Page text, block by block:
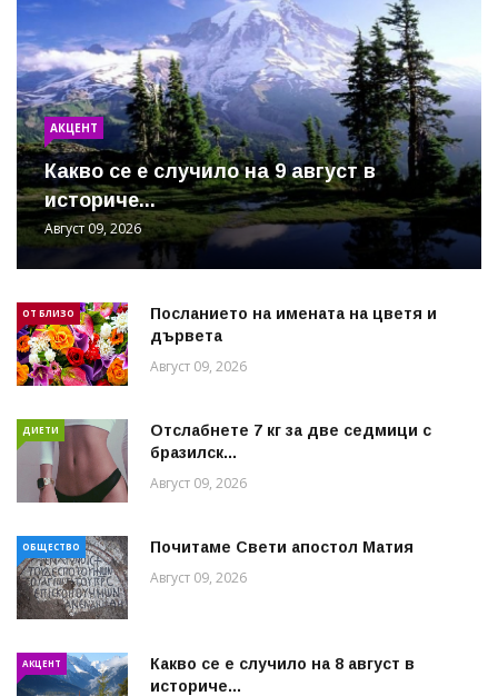
АКЦЕНТ
Какво се е случило на 9 август в
историче...
Август 09, 2026
ОТ БЛИЗО
Посланието на имената на цветя и
дървета
Август 09, 2026
ДИЕТИ
Отслабнете 7 кг за две седмици с
бразилск...
Август 09, 2026
ОБЩЕСТВО Почитаме Свети апостол Матия
Август 09, 2026
АКЦЕНТ
Какво се е случило на 8 август в
историче...